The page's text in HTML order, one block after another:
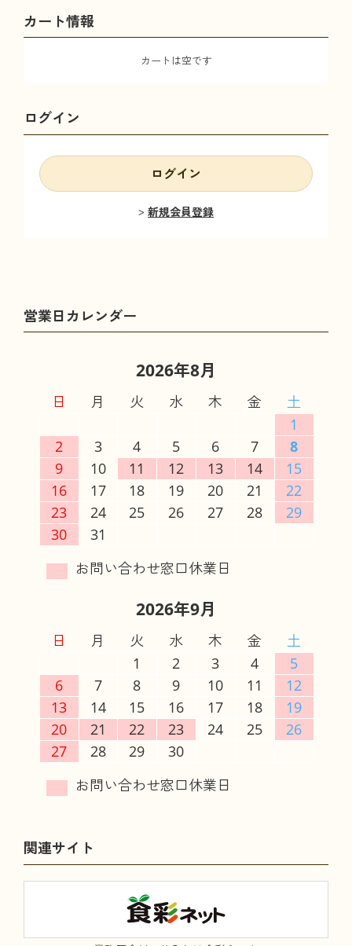
カート情報
カートは空です
ログイン
ログイン
新規会員登録
2026年8月
日 月 火 水 木 金
土
1
2
3 4 5 6 7
8
9
10 11 12 13 14
15
16
17 18 19 20 21
22
23
24 25 26 27 28
29
30
31
2026年9月
日 月 火 水 木 金
土
1
2 3 4
5
6
7 8 9 10 11
12
13
14 15 16 17 18
19
20
21 22 23 24 25
26
27
28 29 30
関連サイト